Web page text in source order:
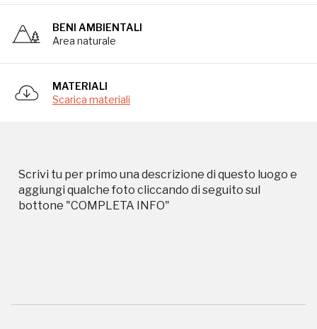
BENI AMBIENTALI
Area naturale
MATERIALI
Scarica materiali
Scrivi tu per primo una descrizione di questo luogo e
aggiungi qualche foto cliccando di seguito sul
bottone "COMPLETA INFO"
Storico campagne in questo